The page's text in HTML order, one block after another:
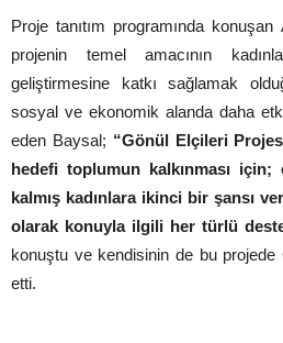
Proje tanıtım programında
projenin temel amacının
geliştirmesine katkı sağlamak
sosyal ve ekonomik alanda daha
eden Baysal; “Gönül Elçileri
hedefi toplumun kalkınması için;
kalmış kadınlara ikinci bir şansı
olarak konuyla ilgili her türlü
konuştu ve kendisinin de bu
etti.